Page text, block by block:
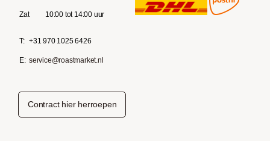
Zat 10:00 tot 14:00 uur
T: +31 970 1025 6426
E: service@roastmarket.nl
Contract hier herroepen